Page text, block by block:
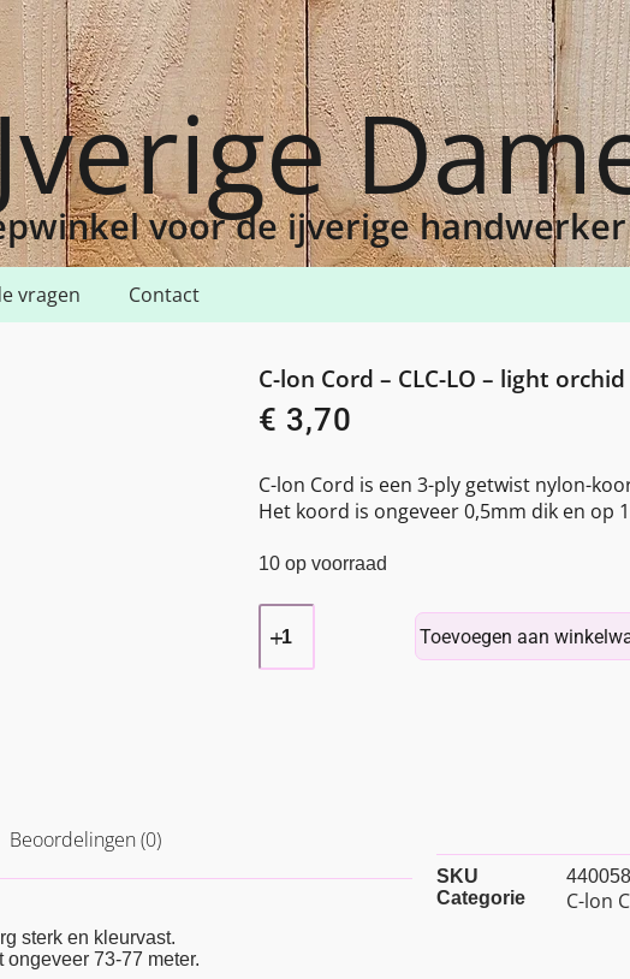
voor de ijverige handwerker
vragen Contact
C-lon Cord – CLC-LO – light orchid
€ 3,70
C-lon Cord is een 3-ply getwist nylon-
Het koord is ongeveer 0,5mm dik en op
10 op voorraad
Toevoegen aan
Beoordelingen (0)
sterk en kleurvast.
73-77 meter.
SKU
440058
Categorie
C-lon